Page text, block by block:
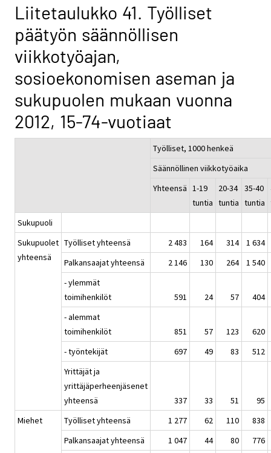
Liitetaulukko 41. Työlliset
päätyön säännöllisen
viikkotyöajan,
sosioekonomisen aseman ja
sukupuolen mukaan vuonna
2012, 15-74-vuotiaat
Työlliset, 1000 henkeä
Säännöllinen viikkotyöaika
Yhteensä 1-19
tuntia
20-34
tuntia
35-40
tuntia
Sukupuoli
Sukupuolet
yhteensä
Työlliset yhteensä 2 483 164 314
1 634
Palkansaajat yhteensä
2 146 130 264
1 540
- ylemmät
toimihenkilöt
591 24 57
404
- alemmat
toimihenkilöt
851 57 123
620
- työntekijät
697 49 83
512
Yrittäjät ja
yrittäjäperheenjäsenet
yhteensä
337 33 51
95
Miehet
Työlliset yhteensä 1 277 62 110
838
Palkansaajat yhteensä
1 047 44 80
776